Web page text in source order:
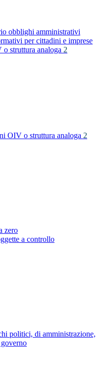
obblighi amministrativi
per cittadini e imprese
struttura analoga 2
OIV o struttura analoga 2
zero
a controllo
politici, di amministrazione,